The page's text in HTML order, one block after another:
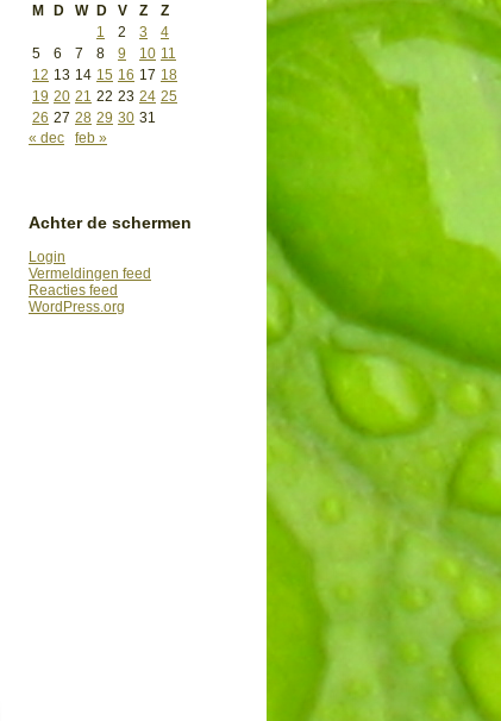
M
D W D V Z
Z
1
2 3
4
5
6 7 8 9 10 11
12 13 14 15 16 17 18
19 20 21 22 23 24 25
26 27 28 29 30 31
« dec
feb »
Achter de schermen
Login
Vermeldingen feed
Reacties feed
WordPress.org